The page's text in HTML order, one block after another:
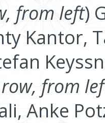
from left)
Kantor,
from
Anke